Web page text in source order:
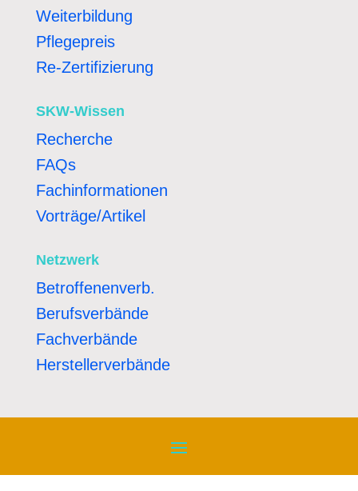
Weiterbildung
Pflegepreis
Re-Zertifizierung
SKW-Wissen
Recherche
FAQs
Fachinformationen
Vorträge/Artikel
Netzwerk
Betroffenenverb.
Berufsverbände
Fachverbände
Herstellerverbände